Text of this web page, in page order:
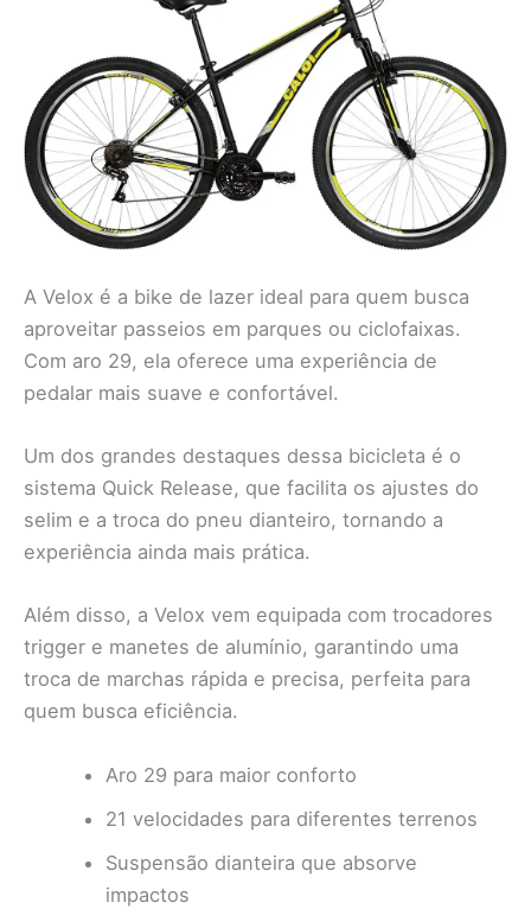
A Velox é a bike de lazer ideal para quem busca
aproveitar passeios em parques ou ciclofaixas.
Com aro 29, ela oferece uma experiência de
pedalar mais suave e confortável.
Um dos grandes destaques dessa bicicleta é o
sistema Quick Release, que facilita os ajustes do
selim e a troca do pneu dianteiro, tornando a
experiência ainda mais prática.
Além disso, a Velox vem equipada com trocadores
trigger e manetes de alumínio, garantindo uma
troca de marchas rápida e precisa, perfeita para
quem busca eficiência.
Aro 29 para maior conforto
21 velocidades para diferentes terrenos
Suspensão dianteira que absorve
impactos